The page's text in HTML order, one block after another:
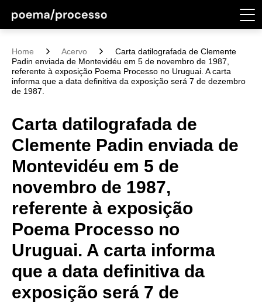
Home Acervo
Carta datilografada de Clemente
Padin enviada de Montevidéu em 5 de novembro de 1987,
referente à exposição Poema Processo no Uruguai. A carta
informa que a data definitiva da exposição será 7 de dezembro
de 1987.
Carta datilografada de
Clemente Padin enviada de
Montevidéu em 5 de
novembro de 1987,
referente à exposição
Poema Processo no
Uruguai. A carta informa
que a data definitiva da
exposição será 7 de